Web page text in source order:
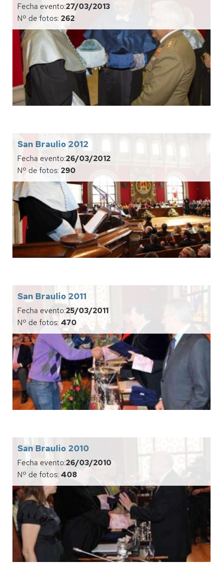
Fecha evento:27/03/2013
Nº de fotos: 262
San Braulio 2012
Fecha evento:26/03/2012
Nº de fotos: 290
San Braulio 2011
Fecha evento:25/03/2011
Nº de fotos: 470
San Braulio 2010
Fecha evento:26/03/2010
Nº de fotos: 408